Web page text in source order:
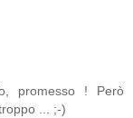
promesso ! Però
... ;-)